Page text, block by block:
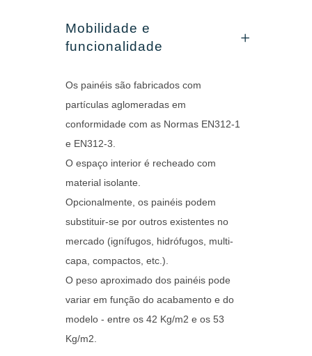
Mobilidade e
funcionalidade
Os painéis são fabricados com
partículas aglomeradas em
conformidade com as Normas EN312-1
e EN312-3.
O espaço interior é recheado com
material isolante.
Opcionalmente, os painéis podem
substituir-se por outros existentes no
mercado (ignífugos, hidrófugos, multi-
capa, compactos, etc.).
O peso aproximado dos painéis pode
variar em função do acabamento e do
modelo - entre os 42 Kg/m2 e os 53
Kg/m2.